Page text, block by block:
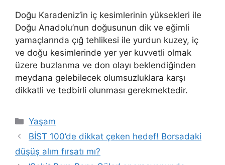
Doğu Karadeniz’in iç kesimlerinin yüksekleri ile
Doğu Anadolu’nun doğusunun dik ve eğimli
yamaçlarında çığ tehlikesi ile yurdun kuzey, iç
ve doğu kesimlerinde yer yer kuvvetli olmak
üzere buzlanma ve don olayı beklendiğinden
meydana gelebilecek olumsuzluklara karşı
dikkatli ve tedbirli olunması gerekmektedir.
Kategoriler
Yaşam
BİST 100’de dikkat çeken hedef! Borsadaki
düşüş alım fırsatı mı?